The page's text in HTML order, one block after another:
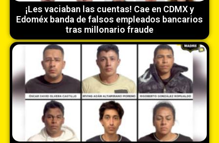
¡Les vaciaban las cuentas! Cae en CDMX y
Edoméx banda de falsos empleados bancarios
tras millonario fraude